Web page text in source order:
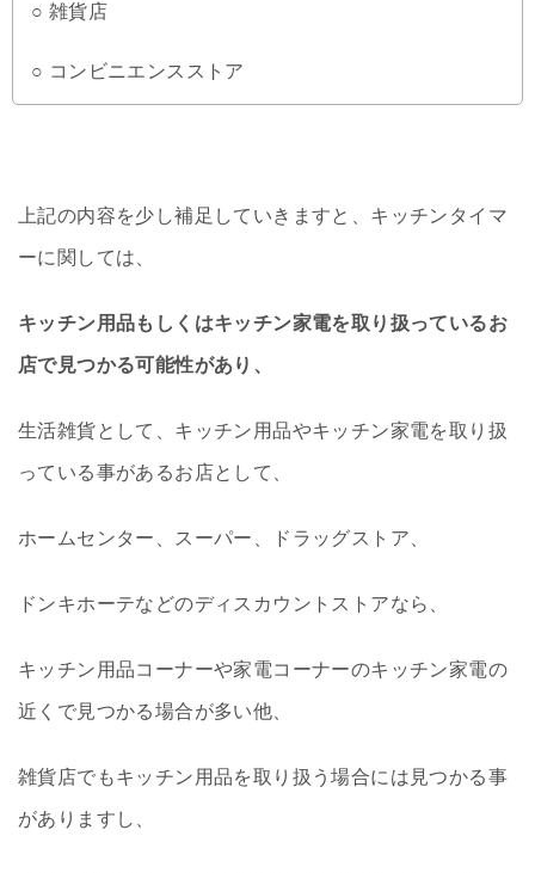
○ 雑貨店
○ コンビニエンスストア
上記の内容を少し補足していきますと、キッチンタイマ
ーに関しては、
キッチン用品もしくはキッチン家電を取り扱っているお
店で見つかる可能性があり、
生活雑貨として、キッチン用品やキッチン家電を取り扱
っている事があるお店として、
ホームセンター、スーパー、ドラッグストア、
ドンキホーテなどのディスカウントストアなら、
キッチン用品コーナーや家電コーナーのキッチン家電の
近くで見つかる場合が多い他、
雑貨店でもキッチン用品を取り扱う場合には見つかる事
がありますし、